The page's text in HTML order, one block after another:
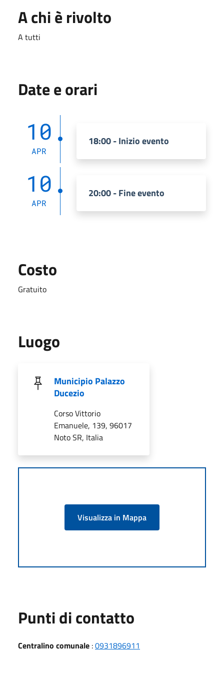
A chi è rivolto
A tutti
Date e orari
10
APR
18:00 - Inizio evento
10
APR
20:00 - Fine evento
Costo
Gratuito
Luogo
Municipio Palazzo
Ducezio
Corso Vittorio
Emanuele, 139, 96017
Noto SR, Italia
Visualizza in Mappa
Punti di contatto
Centralino comunale :0931896911